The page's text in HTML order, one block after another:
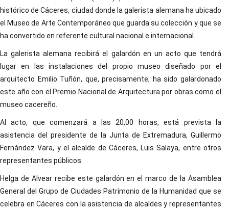
histórico de Cáceres, ciudad donde la galerista alemana ha ubicado
el Museo de Arte Contemporáneo que guarda su colección y que se
ha convertido en referente cultural nacional e internacional.
La galerista alemana recibirá el galardón en un acto que tendrá
lugar en las instalaciones del propio museo diseñado por el
arquitecto Emilio Tuñón, que, precisamente, ha sido galardonado
este año con el Premio Nacional de Arquitectura por obras como el
museo cacereño.
Al acto, que comenzará a las 20,00 horas, está prevista la
asistencia del presidente de la Junta de Extremadura, Guillermo
Fernández Vara, y el alcalde de Cáceres, Luis Salaya, entre otros
representantes públicos.
Helga de Alvear recibe este galardón en el marco de la Asamblea
General del Grupo de Ciudades Patrimonio de la Humanidad que se
celebra en Cáceres con la asistencia de alcaldes y representantes